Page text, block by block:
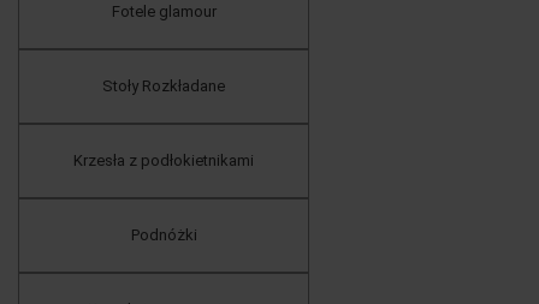
Fotele glamour
Stoły Rozkładane
Krzesła z podłokietnikami
Podnóżki